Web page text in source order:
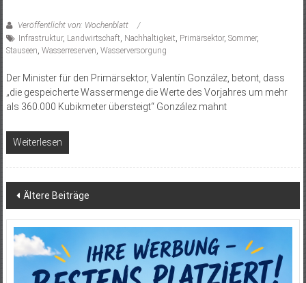
Veröffentlicht von: Wochenblatt
Infrastruktur, Landwirtschaft Nachhaltigkeit Primärsektor, Sommer,
Stauseen Wasserreserven Wasserversorgung
Der Minister für den Primärsektor, Valentín González, betont, dass
„die gespeicherte Wassermenge die Werte des Vorjahres um mehr
als 360.000 Kubikmeter übersteigt“ González mahnt
Weiterlesen
Beitragsnavigation
Ältere Beiträge